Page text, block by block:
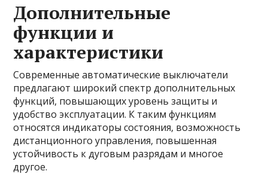
Дополнительные
функции и
характеристики
Современные автоматические выключатели
предлагают широкий спектр дополнительных
функций, повышающих уровень защиты и
удобство эксплуатации. К таким функциям
относятся индикаторы состояния, возможность
дистанционного управления, повышенная
устойчивость к дуговым разрядам и многое
другое.